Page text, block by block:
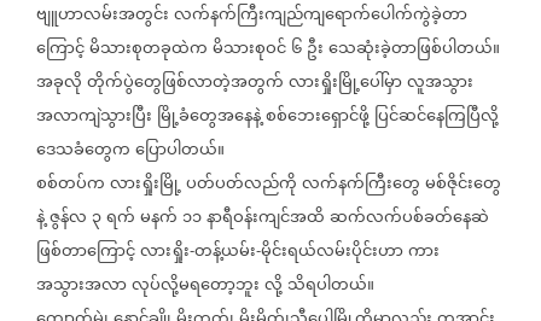
ဗျူဟာလမ်းအတွင်းလက်နက်ကြီးကျည်ကျရောက်ပေါက်ကွဲခဲ့တာ
ကြောင့်မိသားစုတခုထဲကမိသားစုဝင်၆ဦးသေဆုံးခဲ့တာဖြစ်ပါတယ်။
အခုလိုတိုက်ပွဲတွေဖြစ်လာတဲ့အတွက်လားရှိုးမြို့ပေါ်မှာလူအသွား
အလာကျဲသွားပြီး မြို့ခံတွေအနေနဲ့စစ်ဘေးရှောင်ဖို့ပြင်ဆင်နေကြပြီလို့
ဒေသခံတွေကပြောပါတယ်။
စစ်တပ်ကလားရှိုးမြို့ပတ်ပတ်လည်ကိုလက်နက်ကြီးတွေမစ်ဇိုင်းတွေ
နဲ့ဇွန်လ ၃ရက်မနက် ၁၁နာရီဝန်းကျင်အထိဆက်လက်ပစ်ခတ်နေဆဲ
ဖြစ်တာကြောင့်လားရှိုး-တန့်ယမ်း-မိုင်းရယ်လမ်းပိုင်းဟာကား
အသွားအလာလုပ်လို့မရတော့ဘူးလို့သိရပါတယ်။